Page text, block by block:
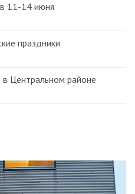
11-14 июня
праздники
Центральном районе